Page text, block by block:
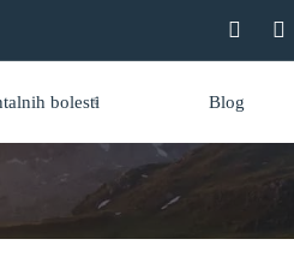
bolesti Blog